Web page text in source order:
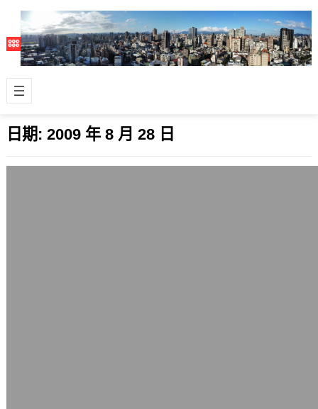
日期: 2009 年 8 月 28 日